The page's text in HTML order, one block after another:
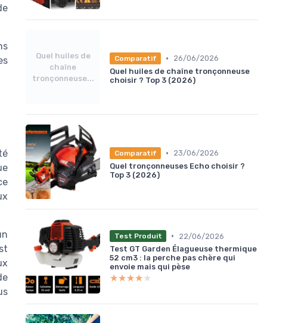
Quel huiles de
chaîne
tronçonneuse...
Comparatif •
26/06/2026
Quel huiles de chaîne tronçonneuse
choisir ? Top 3 (2026)
Comparatif •
23/06/2026
Quel tronçonneuses Echo choisir ?
Top 3 (2026)
Test Produit •
22/06/2026
Test GT Garden Élagueuse thermique
52 cm3 : la perche pas chère qui
envoie mais qui pèse
★★★★★
★★★★★